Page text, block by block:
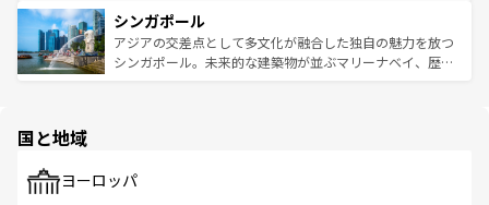
参照してほしい。
激する。気候は一年中温暖で、どの季節にも異なる楽しみ
が待っている。親しみやすいタイの人々、仏教を中心とし
た文化、そして多様な観光資源が、訪れる旅人を魅了し続
み、どこを訪れても感動するはず。観光スポットが密集し
ており、効率よく見どころを回れるのも魅力。息をのむよ
うな絶景から文化的な体験まで、香港を存分に楽しみ尽く
シンガポール
アジアの交差点として多文化が融合した独自の魅力を放つ
シンガポール。未来的な建築物が並ぶマリーナベイ、歴史
で、ホーカーズは地元の風情を楽しめる外せないスポット
国と地域
ヨーロッパ